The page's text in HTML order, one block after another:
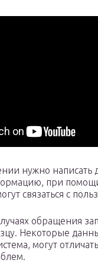
нужно написать
при
связаться с
обращения
Некоторые
могут